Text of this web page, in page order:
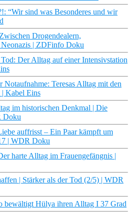
“Wir sind was Besonderes und wir
Drogendealern,
| ZDFinfo Doku
Der Alltag auf einer Intensivstation
Notaufnahme: Teresas Alltag mit den
Kabel Eins
im historischen Denkmal | Die
Doku
auffrisst – Ein Paar kämpft um
| WDR Doku
harte Alltag im Frauengefängnis |
| Stärker als der Tod (2/5) | WDR
bewältigt Hülya ihren Alltag I 37 Grad